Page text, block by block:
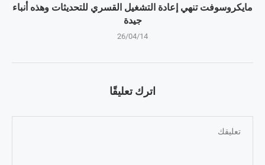
مايكروسوفت تنهي إعادة التشغيل القسري للتحديثات وهذه أنباء
جيدة
26/04/14
اترك تعليقًا